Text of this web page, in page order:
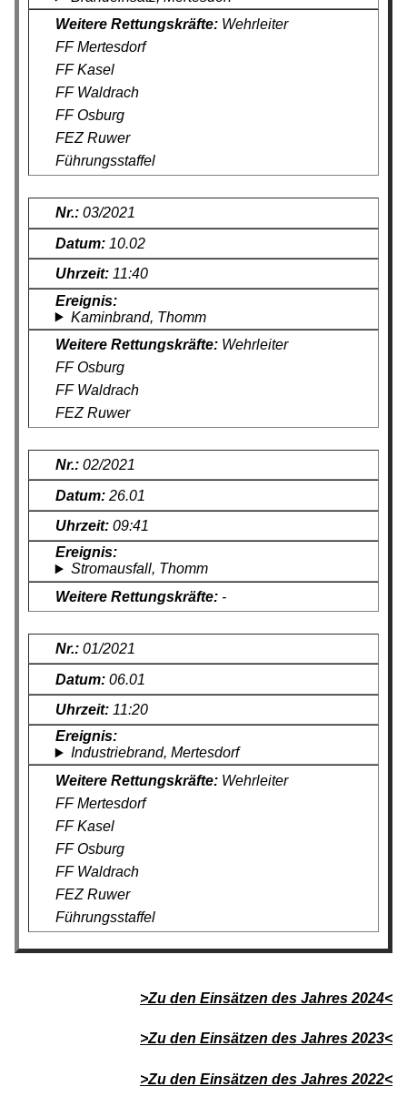
Wehrleiter
FF Mertesdorf
FF Kasel
FF Waldrach
FF Osburg
FEZ Ruwer
Führungsstaffel
03/2021
10.02
11:40
Kaminbrand, Thomm
Wehrleiter
FF Osburg
FF Waldrach
FEZ Ruwer
02/2021
26.01
09:41
Stromausfall, Thomm
-
01/2021
06.01
11:20
Industriebrand, Mertesdorf
Wehrleiter
FF Mertesdorf
FF Kasel
FF Osburg
FF Waldrach
FEZ Ruwer
Führungsstaffel
>Zu den Einsätzen des Jahres 2024<
>Zu den Einsätzen des Jahres 2023<
>Zu den Einsätzen des Jahres 2022<